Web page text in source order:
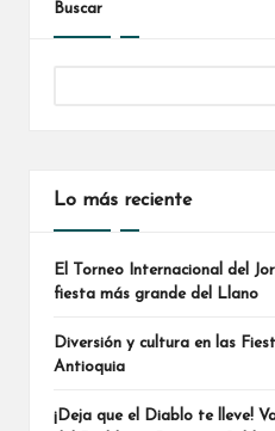
Buscar
Lo más reciente
El Torneo Internacional del
fiesta más grande del Llano
Diversión y cultura en las
Antioquia
¡Deja que el Diablo te lleve!